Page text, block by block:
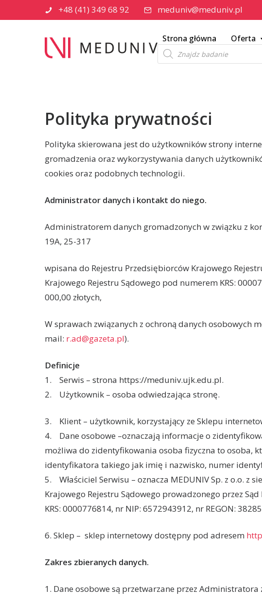
+48 (41) 349 68 92 meduniv@meduniv.pl
Strona główna Oferta
Wyszukiwarka
produktów
Polityka prywatności
Polityka skierowana jest do użytkowników strony
gromadzenia oraz wykorzystywania danych
cookies oraz podobnych technologii.
Administrator danych i kontakt do niego.
Administratorem danych gromadzonych w związku z
19A, 25-317
wpisana do Rejestru Przedsiębiorców Krajowego
Krajowego Rejestru Sądowego pod numerem KRS:
000,00 złotych,
W sprawach związanych z ochroną danych osobowych
mail: r.ad@gazeta.pl).
Definicje
1. Serwis – strona https://meduniv.ujk.edu.pl.
2. Użytkownik – osoba odwiedzająca stronę.
3.
Klient – użytkownik, korzystający ze Sklepu
4. Dane osobowe –oznaczają informacje o
możliwa do zidentyfikowania osoba fizyczna to osoba,
identyfikatora takiego jak imię i nazwisko, numer
5. Właściciel Serwisu – oznacza MEDUNIV Sp. z o.o. z
Krajowego Rejestru Sądowego prowadzonego przez
KRS: 0000776814, nr NIP: 6572943912, nr REGON:
6. Sklep – sklep internetowy dostępny pod adresem
Zakres zbieranych danych.
1. Dane osobowe są przetwarzane przez Administratora